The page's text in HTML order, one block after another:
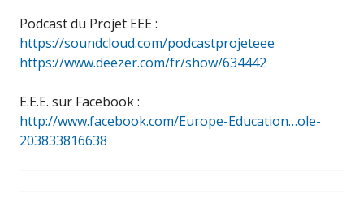
Podcast du Projet EEE :
https://soundcloud.com/podcastprojeteee
https://www.deezer.com/fr/show/634442
E.E.E. sur Facebook :
http://www.facebook.com/Europe-Education…ole-
203833816638